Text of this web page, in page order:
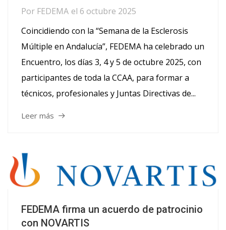
Por FEDEMA el 6 octubre 2025
Coincidiendo con la “Semana de la Esclerosis
Múltiple en Andalucía”, FEDEMA ha celebrado un
Encuentro, los días 3, 4 y 5 de octubre 2025, con
participantes de toda la CCAA, para formar a
técnicos, profesionales y Juntas Directivas de...
Leer más
FEDEMA firma un acuerdo de patrocinio
con NOVARTIS